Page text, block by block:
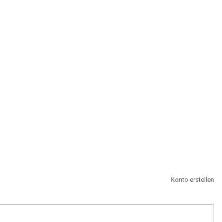
Konto erstellen